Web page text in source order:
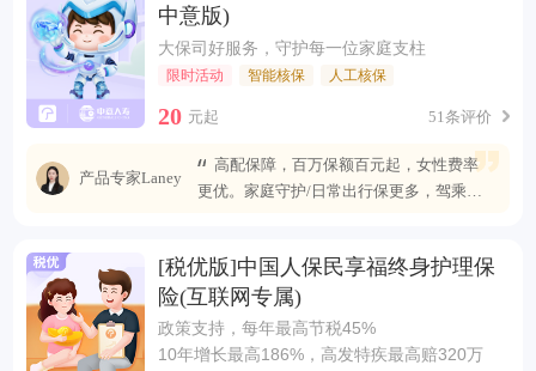
中意版)
大保司好服务，守护每一位家庭支柱
限时活动 智能核保 人工核保
20 元起 51条评价
产品专家Laney
高配保障，百万保额百元起，女性费率
更优。家庭守护/日常出行保更多，驾乘自
[税优版]中国人保民享福终身护理保
险(互联网专属)
政策支持，每年最高节税45%
10年增长最高186%，高发特疾最高赔320万